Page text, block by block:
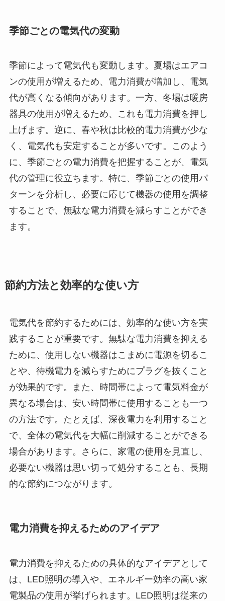
季節ごとの電気代の変動
季節によって電気代も変動します。夏場はエアコ
ンの使用が増えるため、電力消費が増加し、電気
代が高くなる傾向があります。一方、冬場は暖房
器具の使用が増えるため、これも電力消費を押し
上げます。逆に、春や秋は比較的電力消費が少な
く、電気代も安定することが多いです。このよう
に、季節ごとの電力消費を把握することが、電気
代の管理に役立ちます。特に、季節ごとの使用パ
ターンを分析し、必要に応じて機器の使用を調整
することで、無駄な電力消費を減らすことができ
ます。
節約方法と効率的な使い方
電気代を節約するためには、効率的な使い方を実
践することが重要です。無駄な電力消費を抑える
ために、使用しない機器はこまめに電源を切るこ
とや、待機電力を減らすためにプラグを抜くこと
が効果的です。また、時間帯によって電気料金が
異なる場合は、安い時間帯に使用することも一つ
の方法です。たとえば、深夜電力を利用すること
で、全体の電気代を大幅に削減することができる
場合があります。さらに、家電の使用を見直し、
必要ない機器は思い切って処分することも、長期
的な節約につながります。
電力消費を抑えるためのアイデア
電力消費を抑えるための具体的なアイデアとして
は、LED照明の導入や、エネルギー効率の高い家
電製品の使用が挙げられます。LED照明は従来の